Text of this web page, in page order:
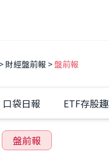
財經盤前報 盤前報
口袋日報 ETF存股趣
盤前報